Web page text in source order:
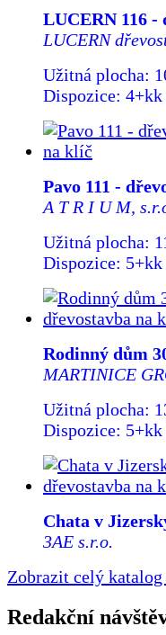
LUCERN 116 -
LUCERN
Užitná plocha:
Dispozice: 4+kk
Pavo 111 -
A T R I U M,
Užitná plocha:
Dispozice: 5+kk
Rodinný dům
MARTINICE
Užitná plocha:
Dispozice: 5+kk
Chata v
3AE s.r.o.
Zobrazit celý katalog
Redakční